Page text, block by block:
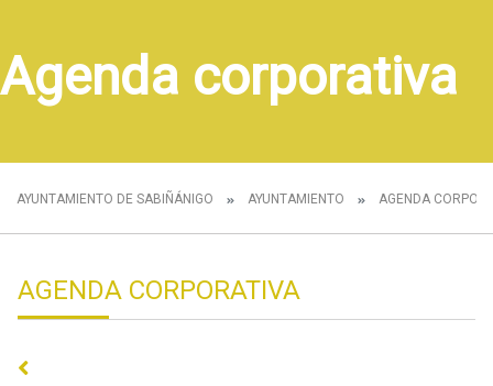
Agenda corporativa
AYUNTAMIENTO DE SABIÑÁNIGO AYUNTAMIENTO AGENDA
AGENDA CORPORATIVA